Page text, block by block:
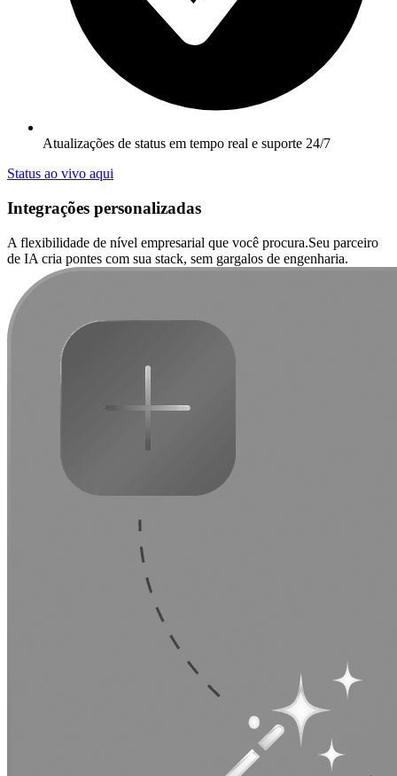
Atualizações de status em tempo real e suporte 24/7
Status ao vivo aqui
Integrações personalizadas
A flexibilidade de nível empresarial que você procura.Seu parceiro
de IA cria pontes com sua stack, sem gargalos de engenharia.